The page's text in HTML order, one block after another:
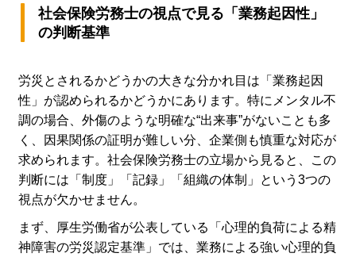
社会保険労務士の視点で見る「業務起因性」
の判断基準
労災とされるかどうかの大きな分かれ目は「業務起因
性」が認められるかどうかにあります。特にメンタル不
調の場合、外傷のような明確な“出来事”がないことも多
く、因果関係の証明が難しい分、企業側も慎重な対応が
求められます。社会保険労務士の立場から見ると、この
判断には「制度」「記録」「組織の体制」という3つの
視点が欠かせません。
まず、厚生労働省が公表している「心理的負荷による精
神障害の労災認定基準」では、業務による強い心理的負